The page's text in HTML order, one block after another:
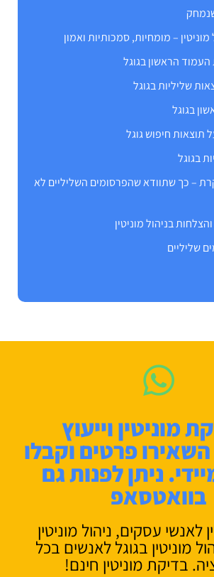
שנמחק
מוניטין – מומחיות, סמכותיות ואמון
הראשון בגוגל
שליליות בגוגל
בגוגל
תוצאות חיפוש גוגל
בגוגל
– כך שתוודא שהפרסומים השליליים לא
בניהול מוניטין
שליליים
מוניטין וייעוץ
פרטים וקבלו
ניתן לפנות גם
בוואטסאפ
לאנשי עסקים, ניהול מוניטין
מוניטין בגוגל לאנשים בכל
בדיקת מוניטין חינם!